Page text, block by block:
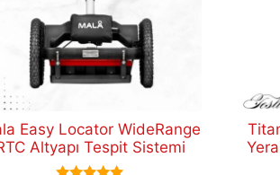
Easy Locator WideRange
Altyapı Tespit Sistemi